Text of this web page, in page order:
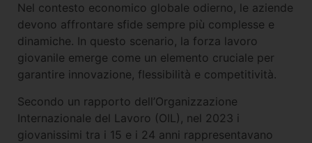
Nel contesto economico globale odierno, le aziende
devono affrontare sfide sempre più complesse e
dinamiche. In questo scenario, la forza lavoro
giovanile emerge come un elemento cruciale per
garantire innovazione, flessibilità e competitività.
Secondo un rapporto dell’Organizzazione
Internazionale del Lavoro (OIL), nel 2023 i
giovanissimi tra i 15 e i 24 anni rappresentavano